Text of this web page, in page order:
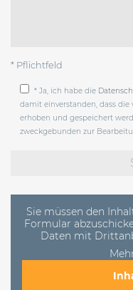
* Pflichtfeld
* Ja, ich habe die
damit einverstanden, dass
erhoben und gespeichert
zweckgebunden zur
Sie müssen den
Formular
Daten mit